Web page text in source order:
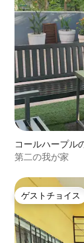
コールハープル
第二の我が家
ゲストチョイス
ゲストチョイス